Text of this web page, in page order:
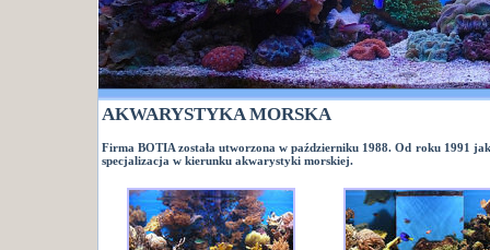
AKWARYSTYKA MORSKA
Firma BOTIA została utworzona w październiku 1988. Od roku 1991
specjalizacja w kierunku akwarystyki morskiej.